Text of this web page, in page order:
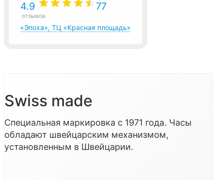
4.9 77
отзывов
«Эпоха», ТЦ «Красная площадь»
Swiss made
Специальная маркировка с 1971 года. Часы
обладают швейцарским механизмом,
установленным в Швейцарии.